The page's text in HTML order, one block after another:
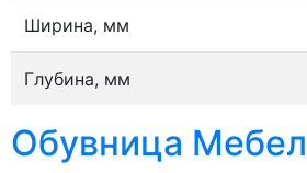
Ширина, мм
Глубина, мм
Обувница